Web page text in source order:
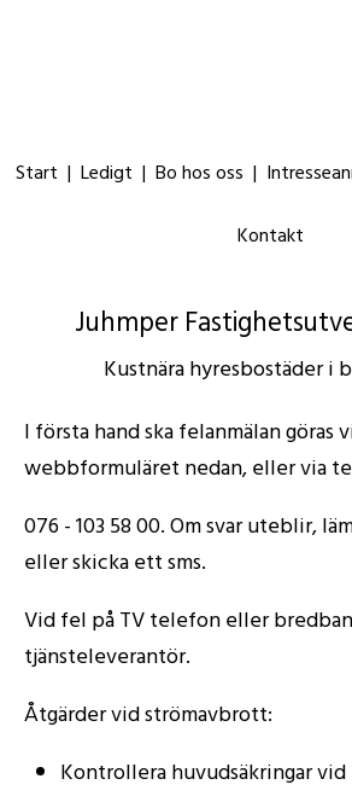
Start Ledigt Bo hos oss
Kontakt
Juhmper
Kustnära hyresbostäder i
I första hand ska felanmälan göras
webbformuläret nedan, eller via
076 - 103 58 00. Om svar uteblir,
eller skicka ett sms.
Vid fel på TV telefon eller
tjänsteleverantör.
Åtgärder vid strömavbrott:
Kontrollera huvudsäkringar